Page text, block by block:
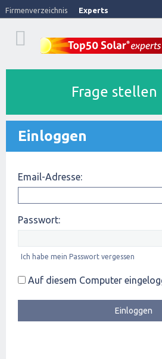
Firmenverzeichnis Experts
Frage stellen
Einloggen
Email-Adresse:
Passwort:
Ich habe mein Passwort vergessen
Auf diesem Computer